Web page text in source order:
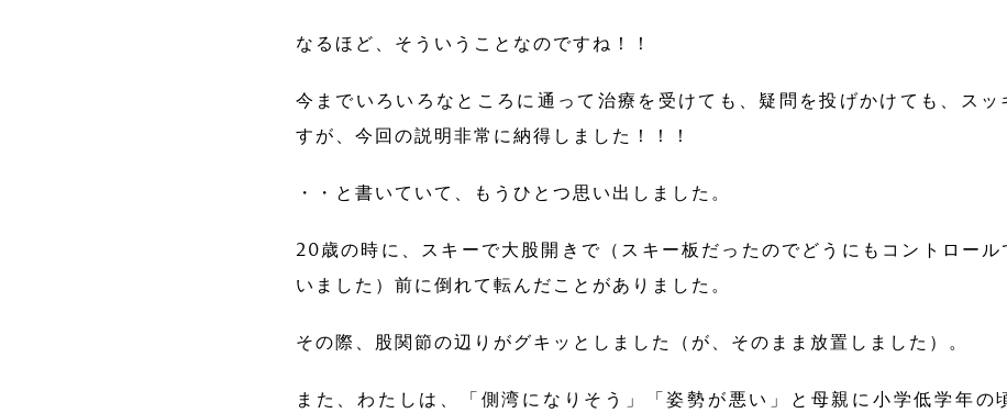
なるほど、そういうことなのですね！！
今までいろいろなところに通って治療を受けても、疑問を投げかけても、ス
すが、今回の説明非常に納得しました！！！
・・と書いていて、もうひとつ思い出しました。
20歳の時に、スキーで大股開きで（スキー板だったのでどうにもコントロール
いました）前に倒れて転んだことがありました。
その際、股関節の辺りがグキッとしました（が、そのまま放置しました）。
また、わたしは、「側湾になりそう」「姿勢が悪い」と母親に小学低学年の